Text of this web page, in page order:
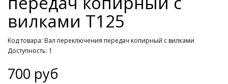
вилками Т125
Код товара: Вал переключения передач копирный с вилками
Доступность: 1
700 руб